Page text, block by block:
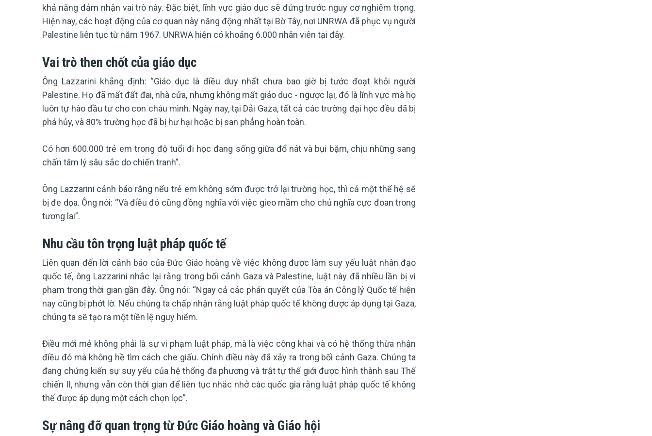
khả năng đảm nhận vai trò này. Đặc biệt, lĩnh vực giáo dục sẽ đứng trước nguy cơ nghiêm trọng.
Hiện nay, các hoạt động của cơ quan này năng động nhất tại Bờ Tây, nơi UNRWA đã phục vụ người
Palestine liên tục từ năm 1967. UNRWA hiện có khoảng 6.000 nhân viên tại đây.
Vai trò then chốt của giáo dục
Ông Lazzarini khẳng định: “Giáo dục là điều duy nhất chưa bao giờ bị tước đoạt khỏi người
Palestine. Họ đã mất đất đai, nhà cửa, nhưng không mất giáo dục - ngược lại, đó là lĩnh vực mà họ
luôn tự hào đầu tư cho con cháu mình. Ngày nay, tại Dải Gaza, tất cả các trường đại học đều đã bị
phá hủy, và 80% trường học đã bị hư hại hoặc bị san phẳng hoàn toàn.
Có hơn 600.000 trẻ em trong độ tuổi đi học đang sống giữa đổ nát và bụi bặm, chịu những sang
chấn tâm lý sâu sắc do chiến tranh”.
Ông Lazzarini cảnh báo rằng nếu trẻ em không sớm được trở lại trường học, thì cả một thế hệ sẽ
bị đe dọa. Ông nói: “Và điều đó cũng đồng nghĩa với việc gieo mầm cho chủ nghĩa cực đoan trong
tương lai”.
Nhu cầu tôn trọng luật pháp quốc tế
Liên quan đến lời cảnh báo của Đức Giáo hoàng về việc không được làm suy yếu luật nhân đạo
quốc tế, ông Lazzarini nhắc lại rằng trong bối cảnh Gaza và Palestine, luật này đã nhiều lần bị vi
phạm trong thời gian gần đây. Ông nói: “Ngay cả các phán quyết của Tòa án Công lý Quốc tế hiện
nay cũng bị phớt lờ. Nếu chúng ta chấp nhận rằng luật pháp quốc tế không được áp dụng tại Gaza,
chúng ta sẽ tạo ra một tiền lệ nguy hiểm.
Điều mới mẻ không phải là sự vi phạm luật pháp, mà là việc công khai và có hệ thống thừa nhận
điều đó mà không hề tìm cách che giấu. Chính điều này đã xảy ra trong bối cảnh Gaza. Chúng ta
đang chứng kiến sự suy yếu của hệ thống đa phương và trật tự thế giới được hình thành sau Thế
chiến II, nhưng vẫn còn thời gian để liên tục nhắc nhở các quốc gia rằng luật pháp quốc tế không
thể được áp dụng một cách chọn lọc”.
Sự nâng đỡ quan trọng từ Đức Giáo hoàng và Giáo hội